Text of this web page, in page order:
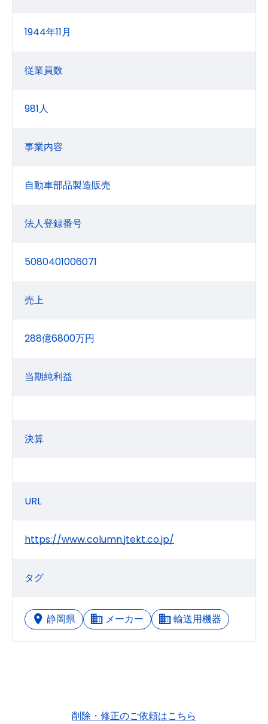
1944年11月
従業員数
981人
事業内容
自動車部品製造販売
法人登録番号
5080401006071
売上
288億6800万円
当期純利益
決算
URL
https://www.column.jtekt.co.jp/
タグ
静岡県 メーカー 輸送用機器
削除・修正のご依頼はこちら